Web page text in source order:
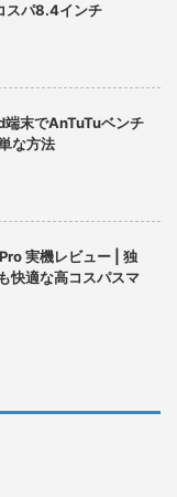
スパ8.4インチ
末でAnTuTuベンチ
な方法
実機レビュー | 独
快適な高コスパスマ